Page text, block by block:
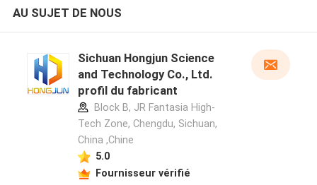
AU SUJET DE NOUS
Sichuan Hongjun Science
and Technology Co., Ltd.
profil du fabricant
Block B, JR Fantasia High-
Tech Zone, Chengdu, Sichuan,
China ,Chine
5.0
Fournisseur vérifié